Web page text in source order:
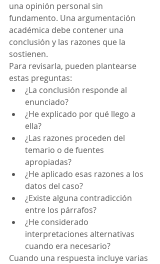
una opinión personal sin
fundamento. Una argumentación
académica debe contener una
conclusión y las razones que la
sostienen.
Para revisarla, pueden plantearse
estas preguntas:
¿La conclusión responde al
enunciado?
¿He explicado por qué llego a
ella?
¿Las razones proceden del
temario o de fuentes
apropiadas?
¿He aplicado esas razones a los
datos del caso?
¿Existe alguna contradicción
entre los párrafos?
¿He considerado
interpretaciones alternativas
cuando era necesario?
Cuando una respuesta incluye varias